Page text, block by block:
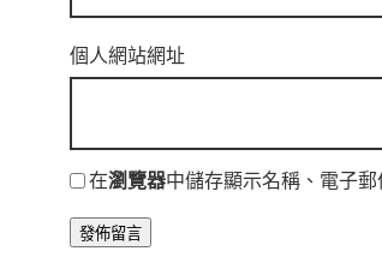
個人網站網址
在瀏覽器中儲存顯示名稱、電子